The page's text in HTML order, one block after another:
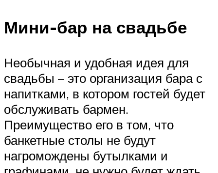
Мини-бар на свадьбе
Необычная и удобная идея для
свадьбы – это организация бара с
напитками, в котором гостей будет
обслуживать бармен.
Преимущество его в том, что
банкетные столы не будут
нагромождены бутылками и